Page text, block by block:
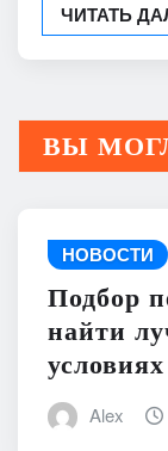
ЧИТАТЬ
ВЫ
НОВОСТИ
Подбор
найти
Alex